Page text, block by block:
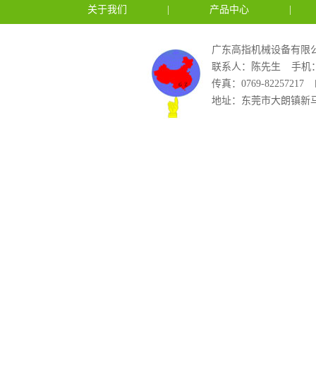
关于我们 产品中心
广东高指机械设备有限
联系人：陈先生
手机
传真：0769-82257217
地址：东莞市大朗镇新